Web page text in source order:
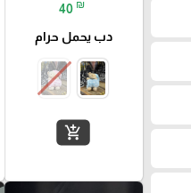
40 ₪
دب يحمل حرام
add_shopping_cart